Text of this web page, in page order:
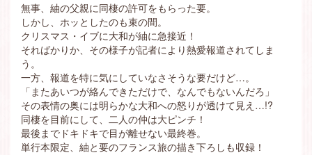
無事、紬の父親に同棲の許可をもらった要。
しかし、ホッとしたのも束の間。
クリスマス・イブに大和が紬に急接近！
そればかりか、その様子が記者により熱愛報道されてしま
う。
一方、報道を特に気にしていなさそうな要だけど…。
「またあいつが絡んできただけで、なんでもないんだろ」
その表情の奥には明らかな大和への怒りが透けて見え…!?
同棲を目前にして、二人の仲は大ピンチ！
最後までドキドキで目が離せない最終巻。
単行本限定、紬と要のフランス旅の描き下ろしも収録！